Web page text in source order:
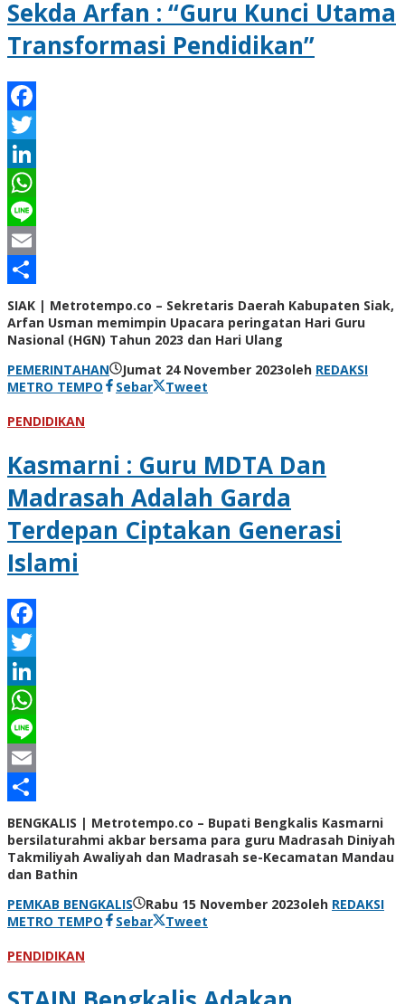
Sekda Arfan : “Guru Kunci Utama
Transformasi Pendidikan”
Facebook
Twitter
LinkedIn
WhatsApp
Line
Email
Share
SIAK | Metrotempo.co – Sekretaris Daerah Kabupaten Siak,
Arfan Usman memimpin Upacara peringatan Hari Guru
Nasional (HGN) Tahun 2023 dan Hari Ulang
PEMERINTAHAN
Jumat 24 November 2023oleh REDAKSI
METRO TEMPO
Sebar
Tweet
PENDIDIKAN
Kasmarni : Guru MDTA Dan
Madrasah Adalah Garda
Terdepan Ciptakan Generasi
Islami
Facebook
Twitter
LinkedIn
WhatsApp
Line
Email
Share
BENGKALIS | Metrotempo.co – Bupati Bengkalis Kasmarni
bersilaturahmi akbar bersama para guru Madrasah Diniyah
Takmiliyah Awaliyah dan Madrasah se-Kecamatan Mandau
dan Bathin
PEMKAB BENGKALIS
Rabu 15 November 2023oleh REDAKSI
METRO TEMPO
Sebar
Tweet
PENDIDIKAN